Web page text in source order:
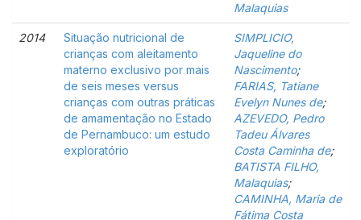
Malaquias
2014
Situação nutricional de
crianças com aleitamento
materno exclusivo por mais
de seis meses versus
crianças com outras práticas
de amamentação no Estado
de Pernambuco: um estudo
exploratório
SIMPLICIO,
Jaqueline do
Nascimento;
FARIAS, Tatiane
Evelyn Nunes de;
AZEVEDO, Pedro
Tadeu Álvares
Costa Caminha de;
BATISTA FILHO,
Malaquias;
CAMINHA, Maria de
Fátima Costa